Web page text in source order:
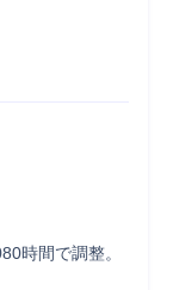
時間で調整。